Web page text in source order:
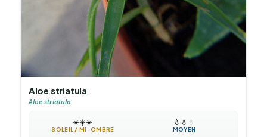
Aloe striatula
Aloe striatula
☀️☀️☀️
SOLEIL / MI-OMBRE
💧 💧 💧
MOYEN